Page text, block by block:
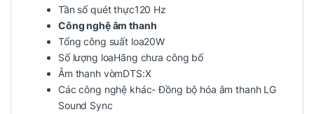
Tần số quét thực120 Hz
Công nghệ âm thanh
Tổng công suất loa20W
Số lượng loaHãng chưa công bố
Âm thanh vòmDTS:X
Các công nghệ khác- Đồng bộ hóa âm thanh LG
Sound Sync